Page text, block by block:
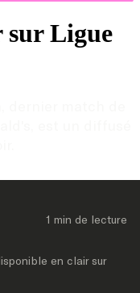
sur Ligue
1 min de lecture
en clair sur